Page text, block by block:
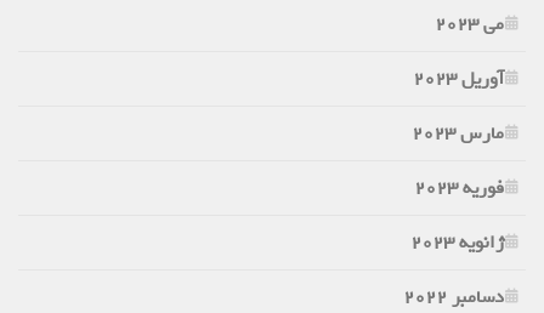
می 2023
آوریل 2023
مارس 2023
فوریه 2023
ژانویه 2023
دسامبر 2022